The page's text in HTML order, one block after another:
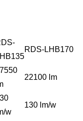
RDS-LHB170
22100 lm
w
130 lm/w